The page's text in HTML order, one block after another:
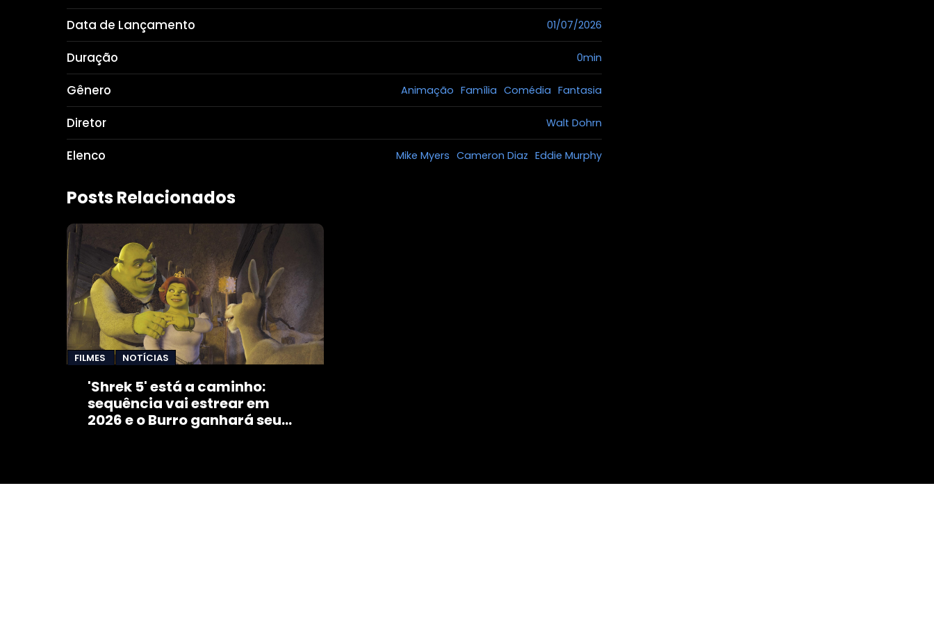
Data de Lançamento 01/07/2026
Duração 0min
Gênero Animação Família Comédia Fantasia
Diretor Walt Dohrn
Elenco Mike Myers Cameron Diaz Eddie Murphy
Posts Relacionados
FILMES NOTÍCIAS
'Shrek 5' está a caminho:
sequência vai estrear em
2026 e o Burro ganhará seu